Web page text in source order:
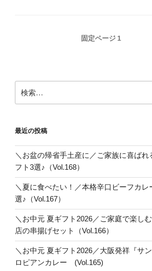
ー
ジ
り
固定ページ 1
索:
最近の投稿
＼お盆の帰省手土産に／ご家族に喜ばれ
フト3選♪（Vol.168）
＼夏に食べたい！／本格辛口ビーフカレ
選♪（Vol.167）
＼お中元 夏ギフト2026／ご家庭で楽し
店の串揚げセット（Vol.166）
＼お中元 夏ギフト2026／大阪発祥『サ
ロピアンカレー (Vol.165)